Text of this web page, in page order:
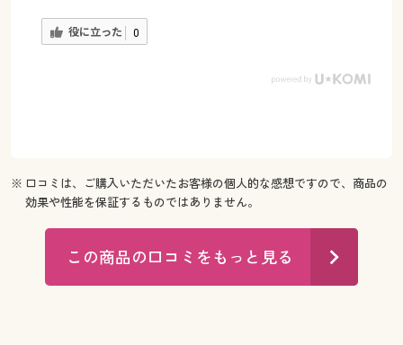
役に立った 0
※ 口コミは、ご購入いただいたお客様の個人的な感想ですので、商品の
効果や性能を保証するものではありません。
この商品の口コミをもっと見る